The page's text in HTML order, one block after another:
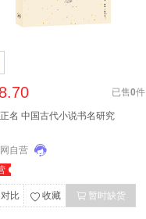
已售0件
名 中国古代小说书名研究
自营
对比 收藏 暂时缺货